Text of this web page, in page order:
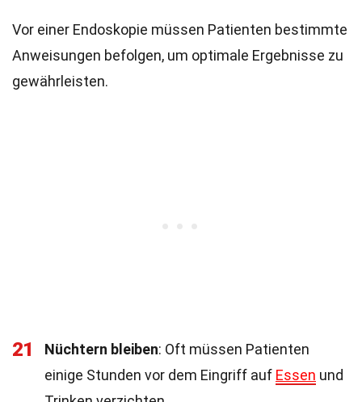
Vor einer Endoskopie müssen Patienten bestimmte
Anweisungen befolgen, um optimale Ergebnisse zu
gewährleisten.
21 Nüchtern bleiben: Oft müssen Patienten
einige Stunden vor dem Eingriff auf Essen und